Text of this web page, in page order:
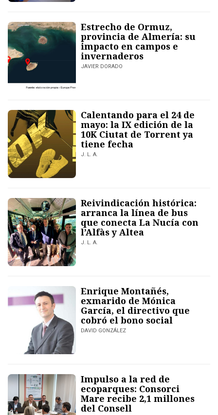
Estrecho de Ormuz,
provincia de Almería: su
impacto en campos e
invernaderos
JAVIER DORADO
Calentando para el 24 de
mayo: la IX edición de la
10K Ciutat de Torrent ya
tiene fecha
J. L. A.
Reivindicación histórica:
arranca la línea de bus
que conecta La Nucía con
l’Alfàs y Altea
J. L. A.
Enrique Montañés,
exmarido de Mónica
García, el directivo que
cobró el bono social
DAVID GONZÁLEZ
Impulso a la red de
ecoparques: Consorci
Mare recibe 2,1 millones
del Consell